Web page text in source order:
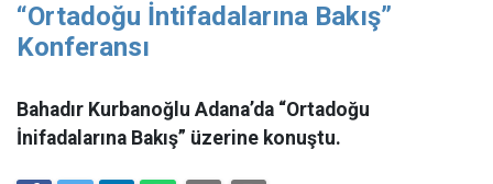
“Ortadoğu İntifadalarına Bakış”
Konferansı
Bahadır Kurbanoğlu Adana’da “Ortadoğu
İnifadalarına Bakış” üzerine konuştu.